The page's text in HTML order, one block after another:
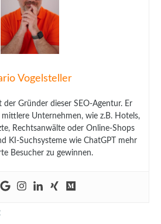
Vogelsteller
der Gründer dieser SEO-Agentur. Er
Unternehmen, wie z.B. Hotels,
Rechtsanwälte oder Online-Shops
KI-Suchsysteme wie ChatGPT mehr
Besucher zu gewinnen.